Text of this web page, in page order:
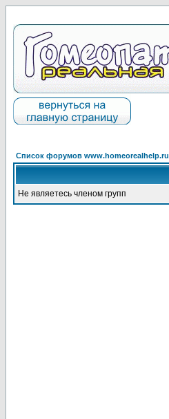
Список форумов www.homeorealhelp.ru
Не являетесь членом групп